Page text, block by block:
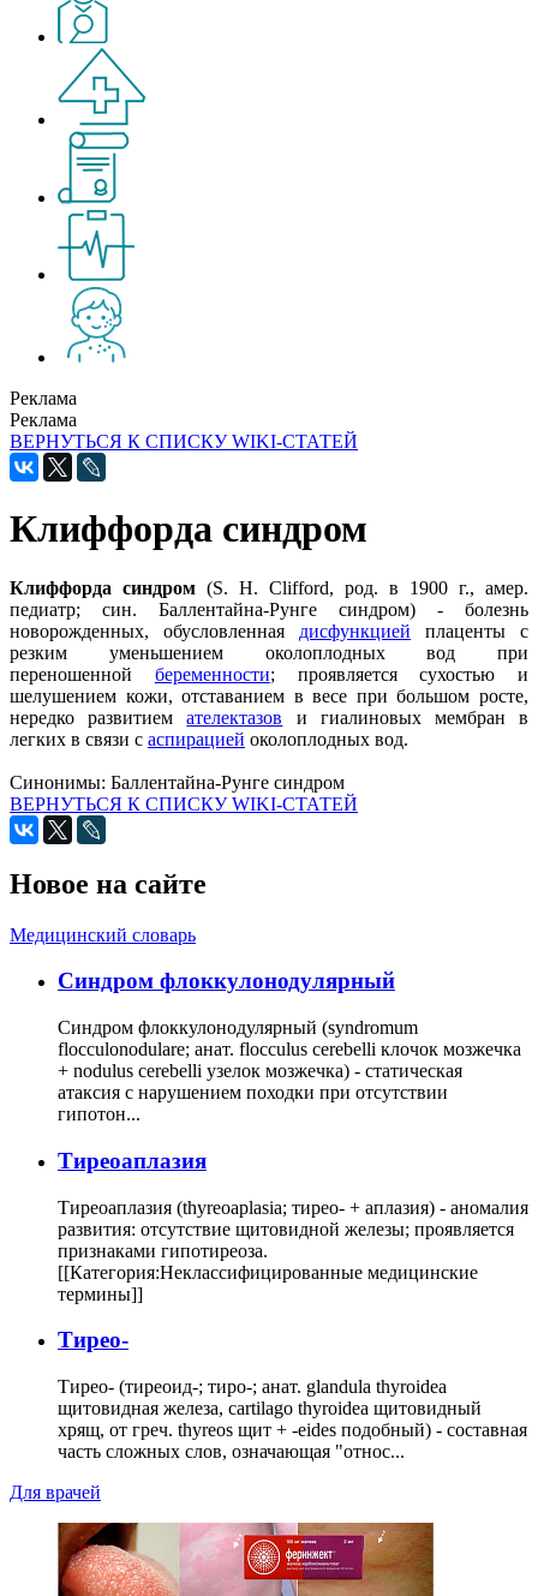
Реклама
Реклама
ВЕРНУТЬСЯ К СПИСКУ WIKI-СТАТЕЙ
Клиффорда синдром
Клиффорда синдром (S. Н. Clifford, род. в 1900 г., амер.
педиатр; син. Баллентайна-Рунге синдром) - болезнь
новорожденных, обусловленная дисфункцией плаценты с
резким уменьшением околоплодных вод при
переношенной беременности; проявляется сухостью и
шелушением кожи, отставанием в весе при большом росте,
нередко развитиемателектазов и гиалиновых мембран в
легких в связи с аспирацией околоплодных вод.
Синонимы: Баллентайна-Рунге синдром
ВЕРНУТЬСЯ К СПИСКУ WIKI-СТАТЕЙ
Новое на сайте
Медицинский словарь
Cиндром флоккулонодулярный
Синдром флоккулонодулярный (syndromum
flocculonodulare; анат. flocculus cerebelli клочок мозжечка
+ nodulus cerebelli узелок мозжечка) - статическая
атаксия с нарушением походки при отсутствии
гипотон...
Тиреоаплазия
Тиреоаплазия (thyreoaplasia; тирео- + аплазия) - аномалия
развития: отсутствие щитовидной железы; проявляется
признаками гипотиреоза.
[[Категория:Неклассифицированные медицинские
термины]]
Тирео-
Тирео- (тиреоид-; тиро-; анат. glandula thyroidea
щитовидная железа, cartilago thyroidea щитовидный
хрящ, от греч. thyreos щит + -eides подобный) - составная
часть сложных слов, означающая "относ...
Для врачей